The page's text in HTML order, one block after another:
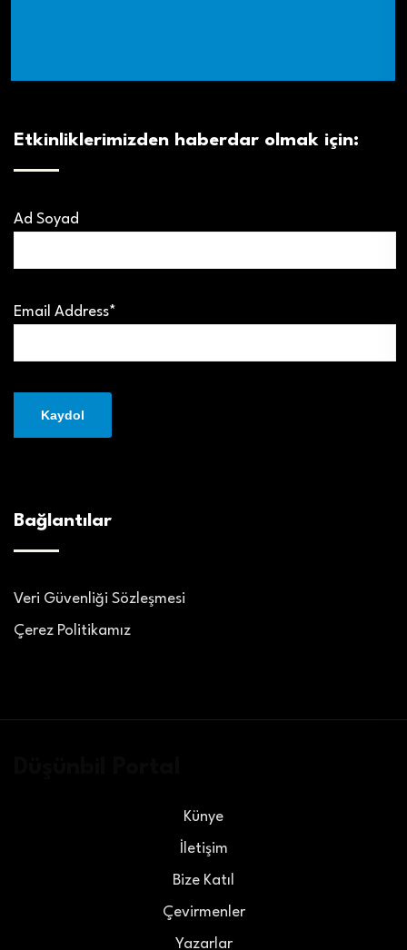
Etkinliklerimizden haberdar olmak için:
Ad Soyad
Email Address*
Bağlantılar
Veri Güvenliği Sözleşmesi
Çerez Politikamız
Künye
İletişim
Bize Katıl
Çevirmenler
Yazarlar